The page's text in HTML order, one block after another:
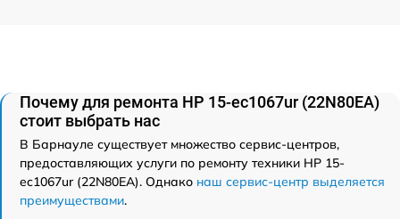
Почему для ремонта HP 15-ec1067ur (22N80EA)
стоит выбрать нас
В Барнауле существует множество сервис-центров,
предоставляющих услуги по ремонту техники HP 15-
ec1067ur (22N80EA). Однако наш сервис-центр выделяется
преимуществами.